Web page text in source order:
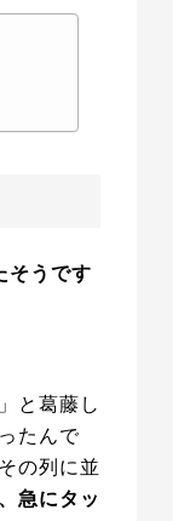
そうです
と葛藤し
たんで
の列に並
急にタッ